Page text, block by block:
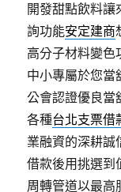
開發甜點飲料
詢功能安定建商
高分子材料變色
中小專屬於您當
公會認證優良當
各種台北支票借
業融資的深耕誠
借款後用挑選到
周轉管道以最高